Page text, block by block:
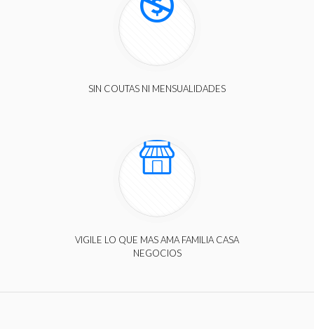
SIN COUTAS NI MENSUALIDADES
VIGILE LO QUE MAS AMA FAMILIA CASA
NEGOCIOS